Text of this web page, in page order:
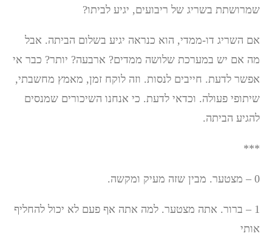
שמרושתת בשריג של ריבועים, יגיע לביתו?
אם השריג דו-ממדי, הוא כנראה יגיע בשלום הביתה. אבל
מה אם יש במערכת שלושה ממדים? ארבעה? יותר? כבר אי
אפשר לדעת. חייבים לנסות. וזה לוקח זמן, מאמץ מחשבתי,
שיתופי פעולה. וכדאי לדעת. כי אנחנו השיכורים שמנסים
להגיע הביתה.
***
0 – מצטער. מבין שזה מעיק ומקשה.
1 – ברור. אתה מצטער. למה אתה אף פעם לא יכול להחליף
אותי